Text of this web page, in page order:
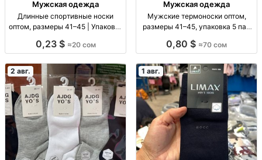
Мужская одежда
Длинные спортивные носки
оптом, размеры 41–45 | Упаковка
45, уп. 10 шт., 20 сом/уп.
0,23 $ ≈20 сом
Мужская одежда
Мужские термоноски оптом,
размеры 41–45, упаковка 5 пар
5 шт., опт.
0,80 $ ≈70 сом
2 авг. 1 авг.